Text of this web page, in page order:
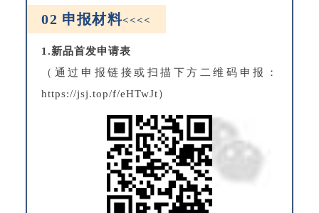
02 申报材料<<<<
1.新品首发申请表
（通过申报链接或扫描下方二维码申报：
https://jsj.top/f/eHTwJt）